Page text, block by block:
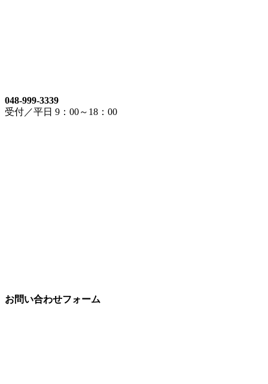
048-999-3339
受付／平日 9：00～18：00
お問い合わせフォーム